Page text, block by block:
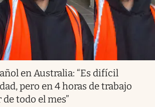
en Australia: “Es difícil
pero en 4 horas de trabajo
todo el mes”